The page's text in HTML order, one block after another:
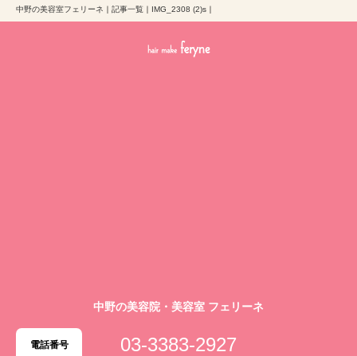
中野の美容室フェリーネ ｜ 記事一覧 ｜ IMG_2308 (2)s ｜
中野の美容院・美容室 フェリーネ
電話番号 03-3383-2927